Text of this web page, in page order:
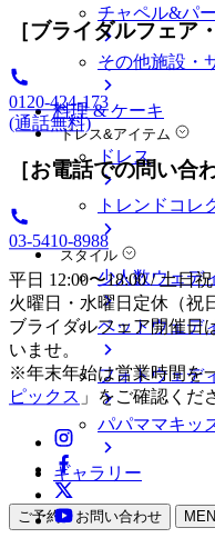
チャペル&パ
その他施設・
料理 & ケーキ
ドレス&アイテム
ドレス
トレンドコレ
スタイル
少人数ウェデ
ペットウェデ
フォトウェデ
パパママキッ
ギャラリー
ご予約・お問い合わせ
［ブライダルフェア
0120-424-173
(通話無料)
［お電話での問い合
03-5410-8988
平日 12:00〜18:00 / 土日
火曜日・水曜日定休（祝
ブライダルフェア開催日
いませ。
※年末年始は営業時間を
ピックス 」をご確認くだ